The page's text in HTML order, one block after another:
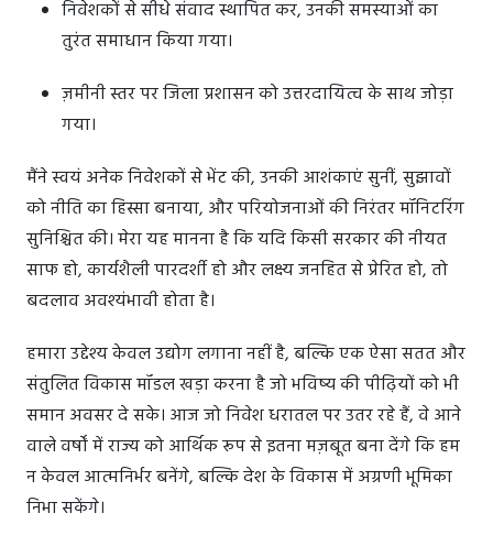
निवेशकों से सीधे संवाद स्थापित कर, उनकी समस्याओं का
तुरंत समाधान किया गया।
ज़मीनी स्तर पर जिला प्रशासन को उत्तरदायित्व के साथ जोड़ा
गया।
मैंने स्वयं अनेक निवेशकों से भेंट की, उनकी आशंकाएं सुनीं, सुझावों
को नीति का हिस्सा बनाया, और परियोजनाओं की निरंतर मॉनिटरिंग
सुनिश्चित की। मेरा यह मानना है कि यदि किसी सरकार की नीयत
साफ हो, कार्यशैली पारदर्शी हो और लक्ष्य जनहित से प्रेरित हो, तो
बदलाव अवश्यंभावी होता है।
हमारा उद्देश्य केवल उद्योग लगाना नहीं है, बल्कि एक ऐसा सतत और
संतुलित विकास मॉडल खड़ा करना है जो भविष्य की पीढ़ियों को भी
समान अवसर दे सके। आज जो निवेश धरातल पर उतर रहे हैं, वे आने
वाले वर्षों में राज्य को आर्थिक रूप से इतना मज़बूत बना देंगे कि हम
न केवल आत्मनिर्भर बनेंगे, बल्कि देश के विकास में अग्रणी भूमिका
निभा सकेंगे।